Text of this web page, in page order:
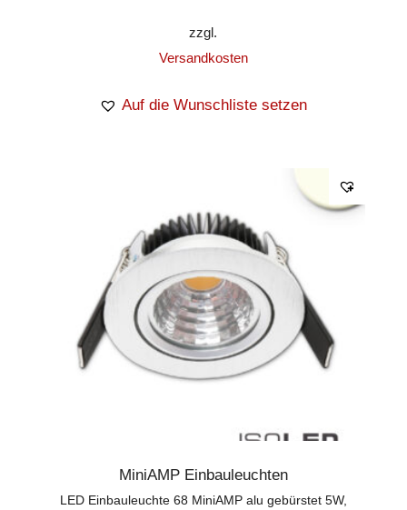
zzgl.
Versandkosten
Auf die Wunschliste setzen
MiniAMP Einbauleuchten
LED Einbauleuchte 68 MiniAMP alu gebürstet 5W,